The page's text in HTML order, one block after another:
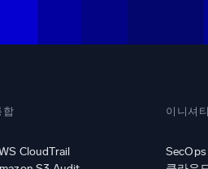
합
CloudTrail
이니셔